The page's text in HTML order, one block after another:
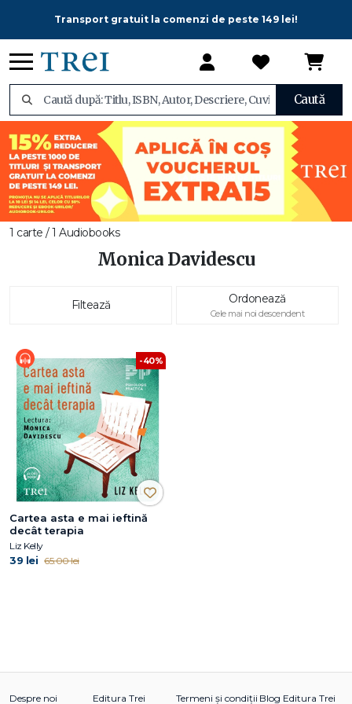
Transport gratuit la comenzi de peste 149 lei!
Caută
1 carte / 1 Audiobooks
Monica Davidescu
Filtează Ordonează
Cele mai noi descendent
-40%
Cartea asta e mai ieftină
decât terapia
Liz Kelly
39 lei 65.00 lei
Despre noi Editura Trei Termeni și condiții Blog Editura Trei